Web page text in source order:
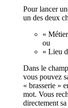
Pour lancer
un des deux
«
ou
« Lieu
Dans le
vous pouvez
« brasserie »
mot. Vous
directement